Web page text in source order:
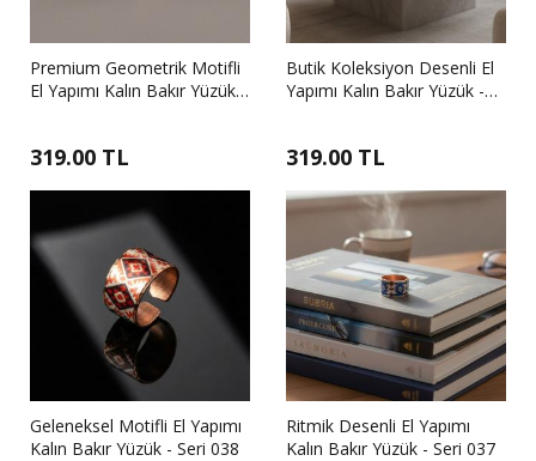
Premium Geometrik Motifli
El Yapımı Kalın Bakır Yüzük -
319.00 TL
Butik Koleksiyon Desenli El
Yapımı Kalın Bakır Yüzük -
319.00 TL
Geleneksel Motifli El Yapımı
Kalın Bakır Yüzük - Seri 038
Ritmik Desenli El Yapımı
Kalın Bakır Yüzük - Seri 037